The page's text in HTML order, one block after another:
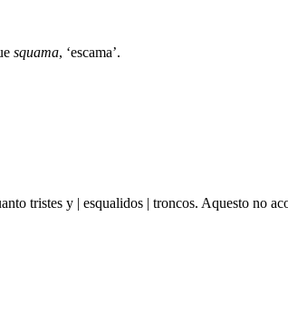
squama, ‘escama’.
tristes y | esqualidos | troncos. Aquesto no